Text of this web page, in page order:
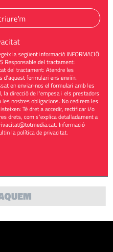
la següent informació INFORMACIÓ
Responsable del tractament:
del tractament: Atendre les
d'aquest formulari ens enviïn.
en enviar-nos el formulari amb les
direcció de l'empesa i els prestadors
nostres obligacions. No cedirem les
Té dret a accedir, rectificar i/o
drets, com s'explica detalladament a
. Informació
lapolítica de privacitat.